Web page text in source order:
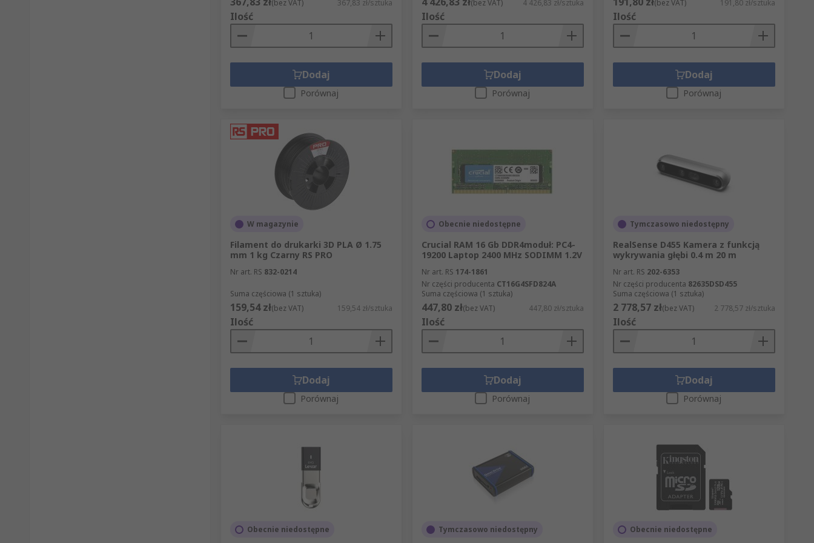
(bez VAT) 367,83 zł/sztuka
Ilość
Dodaj
Porównaj
(bez VAT) 4 426,83 zł/sztuka
Ilość
Dodaj
Porównaj
(bez VAT) 191,80 zł/sztuka
Ilość
Dodaj
Porównaj
W magazynie
Filament do drukarki 3D PLA Ø 1.75
mm 1 kg Czarny RS PRO
Nr art. RS 832-0214
Suma częściowa (1 sztuka)
159,54 zł(bez VAT) 159,54 zł/sztuka
Ilość
Dodaj
Porównaj
Obecnie niedostępne
Crucial RAM 16 Gb DDR4moduł: PC4-
19200 Laptop 2400 MHz SODIMM 1.2V
Nr art. RS 174-1861
Nr części producenta CT16G4SFD824A
Suma częściowa (1 sztuka)
447,80 zł(bez VAT) 447,80 zł/sztuka
Ilość
Dodaj
Porównaj
Tymczasowo niedostępny
RealSense D455 Kamera z funkcją
wykrywania głębi 0.4 m 20 m
Nr art. RS 202-6353
Nr części producenta 82635DSD455
Suma częściowa (1 sztuka)
2 778,57 zł(bez VAT) 2 778,57 zł/sztuka
Ilość
Dodaj
Porównaj
Obecnie niedostępne Tymczasowo niedostępny Obecnie niedostępne